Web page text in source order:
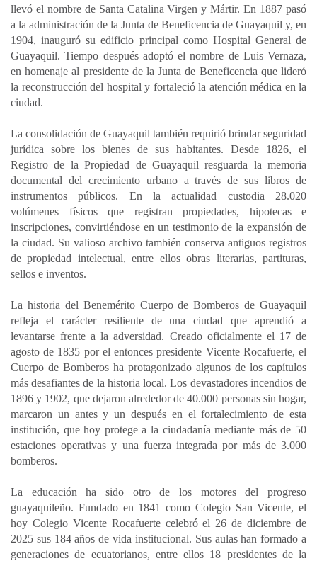
llevó el nombre de Santa Catalina Virgen y Mártir. En 1887 pasó
a la administración de la Junta de Beneficencia de Guayaquil y, en
1904, inauguró su edificio principal como Hospital General de
Guayaquil. Tiempo después adoptó el nombre de Luis Vernaza,
en homenaje al presidente de la Junta de Beneficencia que lideró
la reconstrucción del hospital y fortaleció la atención médica en la
ciudad.
La consolidación de Guayaquil también requirió brindar seguridad
jurídica sobre los bienes de sus habitantes. Desde 1826, el
Registro de la Propiedad de Guayaquil resguarda la memoria
documental del crecimiento urbano a través de sus libros de
instrumentos públicos. En la actualidad custodia 28.020
volúmenes físicos que registran propiedades, hipotecas e
inscripciones, convirtiéndose en un testimonio de la expansión de
la ciudad. Su valioso archivo también conserva antiguos registros
de propiedad intelectual, entre ellos obras literarias, partituras,
sellos e inventos.
La historia del Benemérito Cuerpo de Bomberos de Guayaquil
refleja el carácter resiliente de una ciudad que aprendió a
levantarse frente a la adversidad. Creado oficialmente el 17 de
agosto de 1835 por el entonces presidente Vicente Rocafuerte, el
Cuerpo de Bomberos ha protagonizado algunos de los capítulos
más desafiantes de la historia local. Los devastadores incendios de
1896 y 1902, que dejaron alrededor de 40.000 personas sin hogar,
marcaron un antes y un después en el fortalecimiento de esta
institución, que hoy protege a la ciudadanía mediante más de 50
estaciones operativas y una fuerza integrada por más de 3.000
bomberos.
La educación ha sido otro de los motores del progreso
guayaquileño. Fundado en 1841 como Colegio San Vicente, el
hoy Colegio Vicente Rocafuerte celebró el 26 de diciembre de
2025 sus 184 años de vida institucional. Sus aulas han formado a
generaciones de ecuatorianos, entre ellos 18 presidentes de la